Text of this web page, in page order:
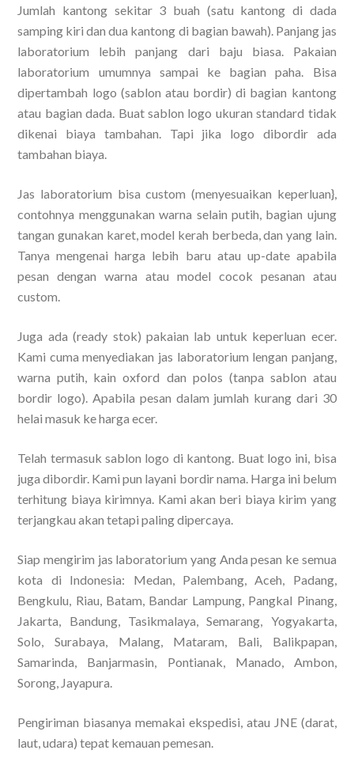
Jumlah kantong sekitar 3 buah (satu kantong di dada
samping kiri dan dua kantong di bagian bawah). Panjang jas
laboratorium lebih panjang dari baju biasa. Pakaian
laboratorium umumnya sampai ke bagian paha. Bisa
dipertambah logo (sablon atau bordir) di bagian kantong
atau bagian dada. Buat sablon logo ukuran standard tidak
dikenai biaya tambahan. Tapi jika logo dibordir ada
tambahan biaya.
Jas laboratorium bisa custom (menyesuaikan keperluan},
contohnya menggunakan warna selain putih, bagian ujung
tangan gunakan karet, model kerah berbeda, dan yang lain.
Tanya mengenai harga lebih baru atau up-date apabila
pesan dengan warna atau model cocok pesanan atau
custom.
Juga ada (ready stok) pakaian lab untuk keperluan ecer.
Kami cuma menyediakan jas laboratorium lengan panjang,
warna putih, kain oxford dan polos (tanpa sablon atau
bordir logo). Apabila pesan dalam jumlah kurang dari 30
helai masuk ke harga ecer.
Telah termasuk sablon logo di kantong. Buat logo ini, bisa
juga dibordir. Kami pun layani bordir nama. Harga ini belum
terhitung biaya kirimnya. Kami akan beri biaya kirim yang
terjangkau akan tetapi paling dipercaya.
Siap mengirim jas laboratorium yang Anda pesan ke semua
kota di Indonesia: Medan, Palembang, Aceh, Padang,
Bengkulu, Riau, Batam, Bandar Lampung, Pangkal Pinang,
Jakarta, Bandung, Tasikmalaya, Semarang, Yogyakarta,
Solo, Surabaya, Malang, Mataram, Bali, Balikpapan,
Samarinda, Banjarmasin, Pontianak, Manado, Ambon,
Sorong, Jayapura.
Pengiriman biasanya memakai ekspedisi, atau JNE (darat,
laut, udara) tepat kemauan pemesan.